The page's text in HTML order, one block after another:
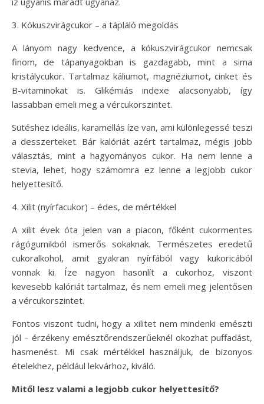
3. Kókuszvirágcukor – a tápláló megoldás
A lányom nagy kedvence, a kókuszvirágcukor nemcsak
finom, de tápanyagokban is gazdagabb, mint a sima
kristálycukor. Tartalmaz káliumot, magnéziumot, cinket és
B-vitaminokat is. Glikémiás indexe alacsonyabb, így
lassabban emeli meg a vércukorszintet.
Sütéshez ideális, karamellás íze van, ami különlegessé teszi
a desszerteket. Bár kalóriát azért tartalmaz, mégis jobb
választás, mint a hagyományos cukor. Ha nem lenne a
stevia, lehet, hogy számomra ez lenne a legjobb cukor
helyettesítő.
4. Xilit (nyírfacukor) – édes, de mértékkel
A xilit évek óta jelen van a piacon, főként cukormentes
rágógumikból ismerős sokaknak. Természetes eredetű
cukoralkohol, amit gyakran nyírfából vagy kukoricából
vonnak ki. Íze nagyon hasonlít a cukorhoz, viszont
kevesebb kalóriát tartalmaz, és nem emeli meg jelentősen
a vércukorszintet.
Fontos viszont tudni, hogy a xilitet nem mindenki emészti
jól – érzékeny emésztőrendszerűeknél okozhat puffadást,
hasmenést. Mi csak mértékkel használjuk, de bizonyos
ételekhez, például lekvárhoz, kiváló.
Mitől lesz valami a legjobb cukor helyettesítő?